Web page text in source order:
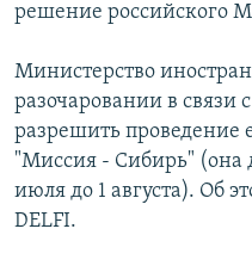
решение российского
Министерство
разочаровании в связи
разрешить проведение
"Миссия - Сибирь" (она
июля до 1 августа). Об
DELFI.